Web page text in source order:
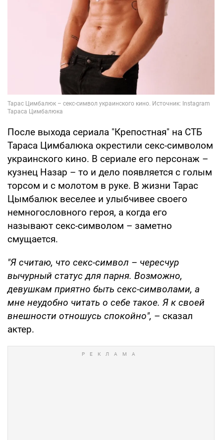
После выхода сериала "Крепостная" на СТБ
Тараса Цимбалюка окрестили секс-­символом
украинского кино. В сериале его персонаж –
кузнец Назар – то и дело появляется с голым
торсом и с молотом в руке. В жизни Тарас
Цымбалюк веселее и улыбчивее своего
немногословного героя, а когда его
называют секс-­символом – заметно
смущается.
"Я считаю, что секс-­символ – чересчур
вычурный статус для парня. Возможно,
девушкам приятно быть секс­-символами, а
мне неудобно читать о себе такое. Я к своей
внешности отношусь спокойно", – сказал
актер.